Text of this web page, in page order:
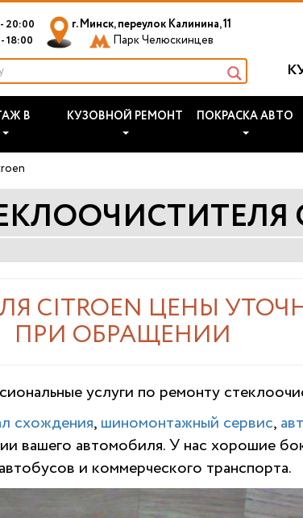
20:00
18:00
г. Минск, переулок Калинина, 11
Парк Челюскинцев
В
КУЗОВНОЙ РЕМОНТ ПОКРАСКА АВТО
CITROEN ЦЕНЫ
ПРИ ОБРАЩЕНИИ
услуги по ремонту
схождения, шиномонтажный сервис,
вашего автомобиля. У нас хорошие
и коммерческого транспорта.